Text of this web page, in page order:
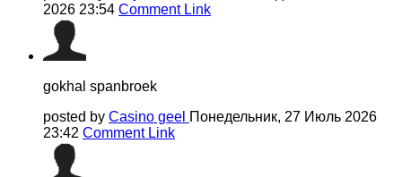
2026 23:54 Comment Link
gokhal spanbroek
posted by Casino geel Понедельник, 27 Июль 2026
23:42 Comment Link